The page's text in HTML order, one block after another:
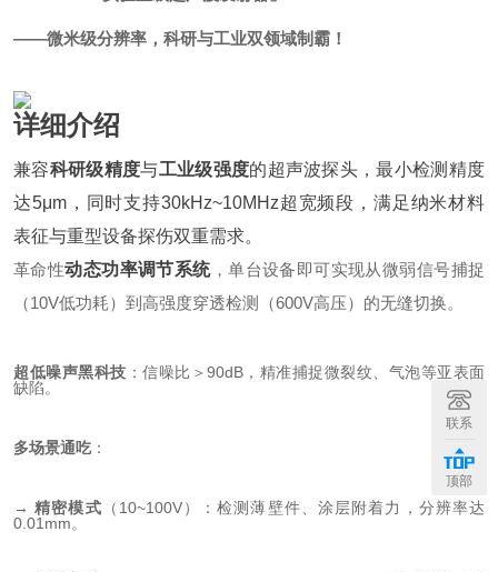
——微米级分辨率，科研与工业双领域制霸！
详细介绍
兼容科研级精度与工业级强度的超声波探头，最小检测精度
达5μm，同时支持30kHz~10MHz超宽频段，满足纳米材料
表征与重型设备探伤双重需求。
革命性动态功率调节系统，单台设备即可实现从微弱信号捕捉
（10V低功耗）到高强度穿透检测（600V高压）的无缝切换。
超低噪声黑科技 ：信噪比＞90dB，精准捕捉微裂纹、气泡等亚表面
缺陷。
多场景通吃：
→精密模式 （10~100V）：检测薄壁件、涂层附着力，分辨率达
0.01mm。
联系
顶部